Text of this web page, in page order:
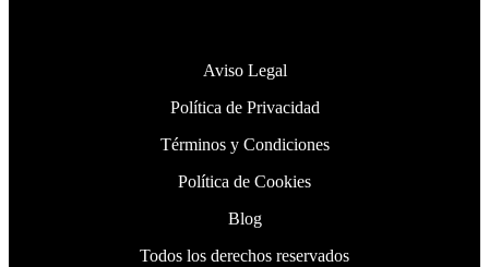
Aviso Legal
Política de Privacidad
Términos y Condiciones
Política de Cookies
Blog
Todos los derechos reservados